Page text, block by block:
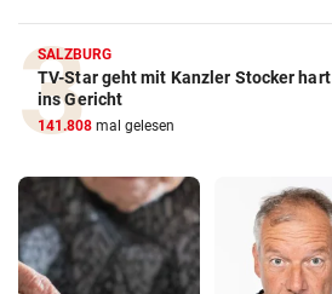
SALZBURG
TV-Star geht mit Kanzler Stocker hart
ins Gericht
141.808 mal gelesen